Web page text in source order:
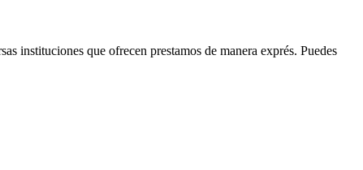
instituciones que ofrecen prestamos de manera exprés. Puedes